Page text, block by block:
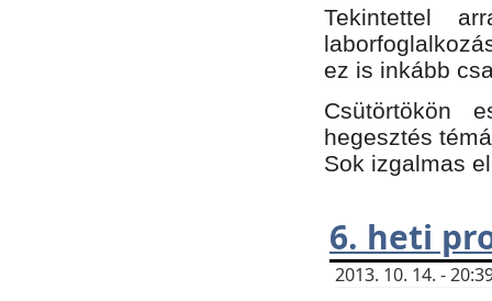
Tekintettel
ez is inkább
Csütörtökön
hegesztés
Sok izgalmas
6. heti
2013. 10. 14. -